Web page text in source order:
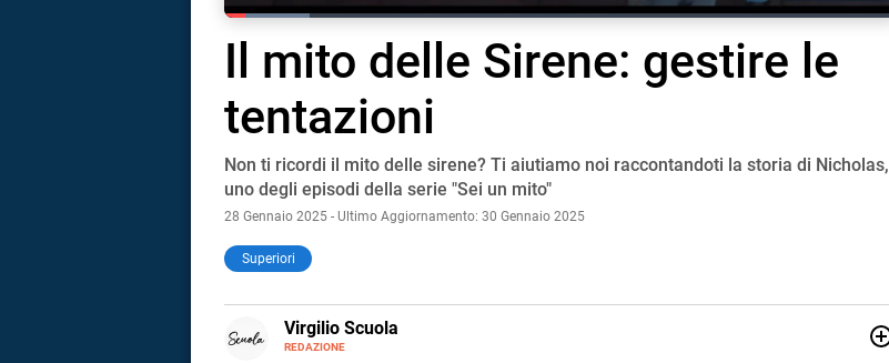
PauseUnmuteCurrent TimeDuration
9:09
Loaded:12.63%
Fullscreen
Il mito delle Sirene: gestire le
tentazioni
Non ti ricordi il mito delle sirene? Ti aiutiamo noi raccontandoti la storia di Nicholas,
uno degli episodi della serie "Sei un mito"
28 Gennaio 2025 - Ultimo Aggiornamento: 30 Gennaio 2025
Superiori
Virgilio Scuola
REDAZIONE
E-
MAIL
INSTAGRAM